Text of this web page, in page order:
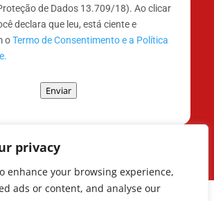
privacy
enhance your browsing experience,
ads or content, and analyse our
de Dados 13.709/18). Ao clicar
declara que leu, está ciente e
oTermo de Consentimento e a Política
Enviar